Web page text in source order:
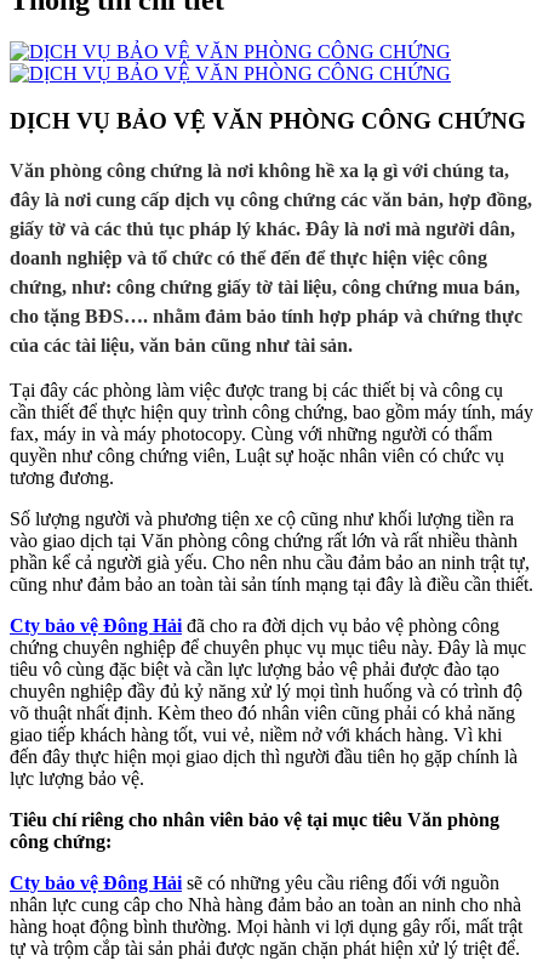
DỊCH VỤ BẢO VỆ VĂN PHÒNG CÔNG CHỨNG
Văn phòng công chứng là nơi không hề xa lạ gì với chúng ta,
đây là nơi cung cấp dịch vụ công chứng các văn bản, hợp đồng,
giấy tờ và các thủ tục pháp lý khác. Đây là nơi mà người dân,
doanh nghiệp và tổ chức có thể đến để thực hiện việc công
chứng, như: công chứng giấy tờ tài liệu, công chứng mua bán,
cho tặng BĐS…. nhằm đảm bảo tính hợp pháp và chứng thực
của các tài liệu, văn bản cũng như tài sản.
Tại đây các phòng làm việc được trang bị các thiết bị và công cụ
cần thiết để thực hiện quy trình công chứng, bao gồm máy tính, máy
fax, máy in và máy photocopy. Cùng với những người có thẩm
quyền như công chứng viên, Luật sự hoặc nhân viên có chức vụ
tương đương.
Số lượng người và phương tiện xe cộ cũng như khối lượng tiền ra
vào giao dịch tại Văn phòng công chứng rất lớn và rất nhiều thành
phần kể cả người già yếu. Cho nên nhu cầu đảm bảo an ninh trật tự,
cũng như đảm bảo an toàn tài sản tính mạng tại đây là điều cần thiết.
Cty bảo vệ Đông Hảiđã cho ra đời dịch vụ bảo vệ phòng công
chứng chuyên nghiệp để chuyên phục vụ mục tiêu này. Đây là mục
tiêu vô cùng đặc biệt và cần lực lượng bảo vệ phải được đào tạo
chuyên nghiệp đầy đủ kỷ năng xử lý mọi tình huống và có trình độ
võ thuật nhất định. Kèm theo đó nhân viên cũng phải có khả năng
giao tiếp khách hàng tốt, vui vẻ, niềm nở với khách hàng. Vì khi
đến đây thực hiện mọi giao dịch thì người đầu tiên họ gặp chính là
lực lượng bảo vệ.
Tiêu chí riêng cho nhân viên bảo vệ tại mục tiêu Văn phòng
công chứng:
Cty bảo vệ Đông Hải sẽ có những yêu cầu riêng đối với nguồn
nhân lực cung câp cho Nhà hàng đảm bảo an toàn an ninh cho nhà
hàng hoạt động bình thường. Mọi hành vi lợi dụng gây rối, mất trật
tự và trộm cắp tài sản phải được ngăn chặn phát hiện xử lý triệt để.